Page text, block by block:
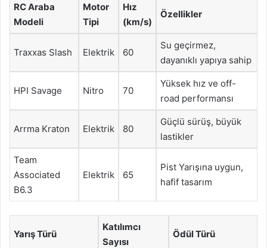
RC Araba
Modeli
Motor
Tipi
Hız
(km/s)
Özellikler
Traxxas Slash Elektrik 60
Su geçirmez,
dayanıklı yapıya sahip
HPI Savage Nitro 70
Yüksek hız ve off-
road performansı
Arrma Kraton Elektrik 80
Güçlü sürüş, büyük
lastikler
Team
Associated
B6.3
Elektrik 65
Pist Yarışına uygun,
hafif tasarım
Yarış Türü
Katılımcı
Sayısı
Ödül Türü